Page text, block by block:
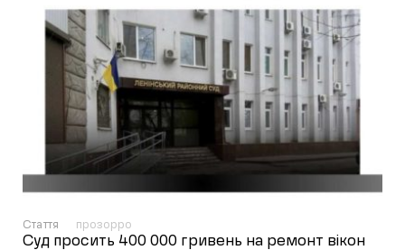
Стаття прозорро
Суд просить 400 000 гривень на ремонт вікон